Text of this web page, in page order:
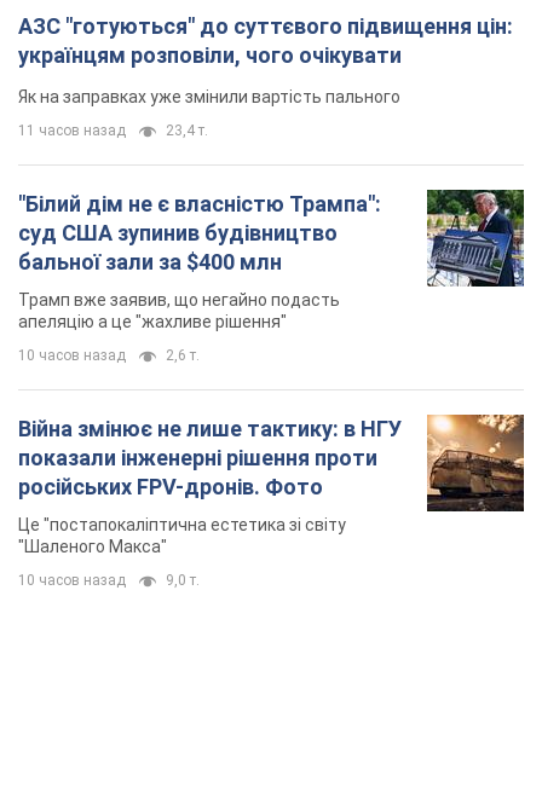
АЗС "готуються" до суттєвого підвищення цін:
українцям розповіли, чого очікувати
Як на заправках уже змінили вартість пального
11 часов назад 23,4 т.
"Білий дім не є власністю Трампа":
суд США зупинив будівництво
бальної зали за $400 млн
Трамп вже заявив, що негайно подасть
апеляцію а це "жахливе рішення"
10 часов назад 2,6 т.
Війна змінює не лише тактику: в НГУ
показали інженерні рішення проти
російських FPV-дронів. Фото
Це "постапокаліптична естетика зі світу
"Шаленого Макса"
10 часов назад 9,0 т.